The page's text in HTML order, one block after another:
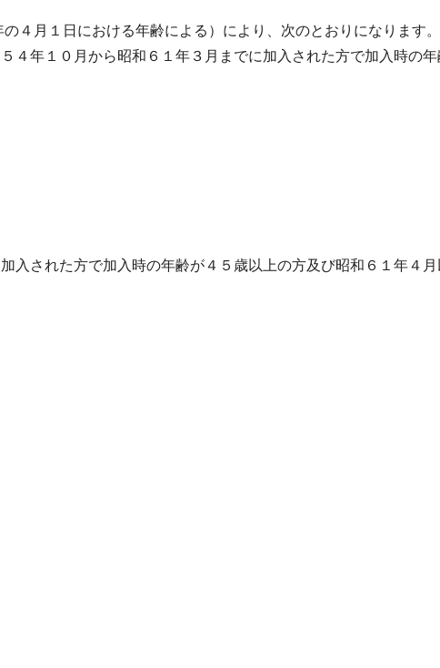
４月１日における年齢による）により、次のとおりになります。
４年１０月から昭和６１年３月までに加入された方で加入時の
入された方で加入時の年齢が４５歳以上の方及び昭和６１年４